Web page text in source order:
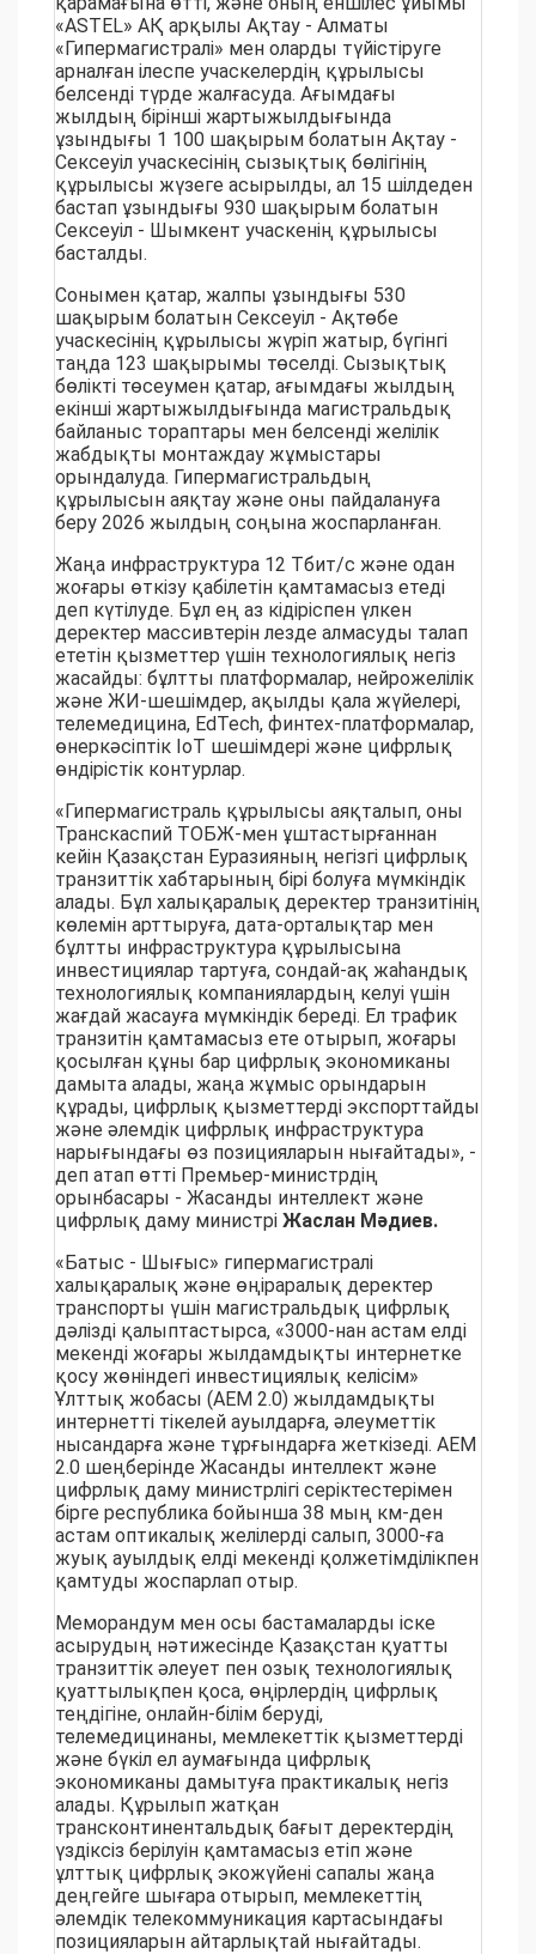
«ASTEL» АҚ арқылы Ақтау - Алматы
«Гипермагистралі» мен оларды түйістіруге
арналған ілеспе учаскелердің құрылысы
белсенді түрде жалғасуда. Ағымдағы
жылдың бірінші жартыжылдығында
ұзындығы 1 100 шақырым болатын Ақтау -
Сексеуіл учаскесінің сызықтық бөлігінің
құрылысы жүзеге асырылды, ал 15 шілдеден
бастап ұзындығы 930 шақырым болатын
Сексеуіл - Шымкент учаскенің құрылысы
басталды.
Сонымен қатар, жалпы ұзындығы 530
шақырым болатын Сексеуіл - Ақтөбе
учаскесінің құрылысы жүріп жатыр, бүгінгі
таңда 123 шақырымы төселді. Сызықтық
бөлікті төсеумен қатар, ағымдағы жылдың
екінші жартыжылдығында магистральдық
байланыс тораптары мен белсенді желілік
жабдықты монтаждау жұмыстары
орындалуда. Гипермагистральдың
құрылысын аяқтау және оны пайдалануға
беру 2026 жылдың соңына жоспарланған.
Жаңа инфраструктура 12 Тбит/с және одан
жоғары өткізу қабілетін қамтамасыз етеді
деп күтілуде. Бұл ең аз кідіріспен үлкен
деректер массивтерін лезде алмасуды талап
ететін қызметтер үшін технологиялық негіз
жасайды: бұлтты платформалар, нейрожелілік
және ЖИ-шешімдер, ақылды қала жүйелері,
телемедицина, EdTech, финтех-платформалар,
өнеркәсіптік IoT шешімдері және цифрлық
өндірістік контурлар.
«Гипермагистраль құрылысы аяқталып, оны
Транскаспий ТОБЖ-мен ұштастырғаннан
кейін Қазақстан Еуразияның негізгі цифрлық
транзиттік хабтарының бірі болуға мүмкіндік
алады. Бұл халықаралық деректер транзитінің
көлемін арттыруға, дата-орталықтар мен
бұлтты инфраструктура құрылысына
инвестициялар тартуға, сондай-ақ жаһандық
технологиялық компаниялардың келуі үшін
жағдай жасауға мүмкіндік береді. Ел трафик
транзитін қамтамасыз ете отырып, жоғары
қосылған құны бар цифрлық экономиканы
дамыта алады, жаңа жұмыс орындарын
құрады, цифрлық қызметтерді экспорттайды
және әлемдік цифрлық инфраструктура
нарығындағы өз позицияларын нығайтады», -
деп атап өтті Премьер-министрдің
орынбасары - Жасанды интеллект және
цифрлық даму министрі Жаслан Мәдиев.
«Батыс - Шығыс» гипермагистралі
халықаралық және өңіраралық деректер
транспорты үшін магистральдық цифрлық
дәлізді қалыптастырса, «3000-нан астам елді
мекенді жоғары жылдамдықты интернетке
қосу жөніндегі инвестициялық келісім»
Ұлттық жобасы (АЕМ 2.0) жылдамдықты
интернетті тікелей ауылдарға, әлеуметтік
нысандарға және тұрғындарға жеткізеді. АЕМ
2.0 шеңберінде Жасанды интеллект және
цифрлық даму министрлігі серіктестерімен
бірге республика бойынша 38 мың км-ден
астам оптикалық желілерді салып, 3000-ға
жуық ауылдық елді мекенді қолжетімділікпен
қамтуды жоспарлап отыр.
Меморандум мен осы бастамаларды іске
асырудың нәтижесінде Қазақстан қуатты
транзиттік әлеует пен озық технологиялық
қуаттылықпен қоса, өңірлердің цифрлық
теңдігіне, онлайн-білім беруді,
телемедицинаны, мемлекеттік қызметтерді
және бүкіл ел аумағында цифрлық
экономиканы дамытуға практикалық негіз
алады. Құрылып жатқан
трансконтинентальдық бағыт деректердің
үздіксіз берілуін қамтамасыз етіп және
ұлттық цифрлық экожүйені сапалы жаңа
деңгейге шығара отырып, мемлекеттің
әлемдік телекоммуникация картасындағы
позицияларын айтарлықтай нығайтады.